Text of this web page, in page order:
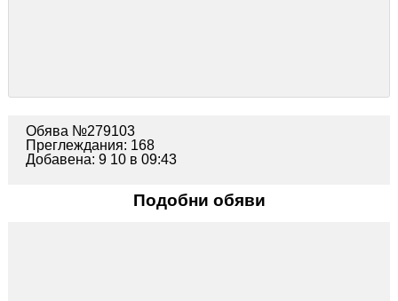
Обява №279103
Преглеждания: 168
Добавена: 9 10 в 09:43
Подобни обяви